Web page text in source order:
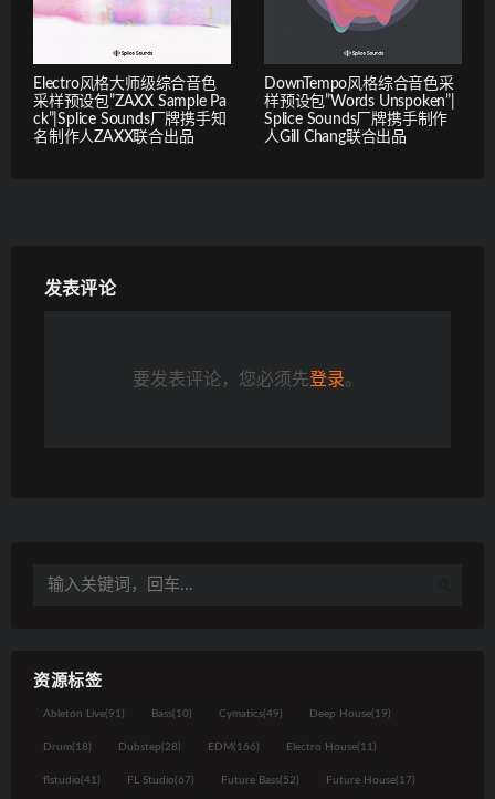
Electro风格大师级综合音色
采样预设包”ZAXX Sample Pa
ck”|Splice Sounds厂牌携手知
名制作人ZAXX联合出品
DownTempo风格综合音色采
样预设包”Words Unspoken”|
Splice Sounds厂牌携手制作
人Gill Chang联合出品
发表评论
要发表评论，您必须先登录。
资源标签
Ableton Live(91) Bass(10) Cymatics(49) Deep House(19)
Drum(18) Dubstep(28) EDM(166) Electro House(11)
flstudio(41) FL Studio(67) Future Bass(52) Future House(17)